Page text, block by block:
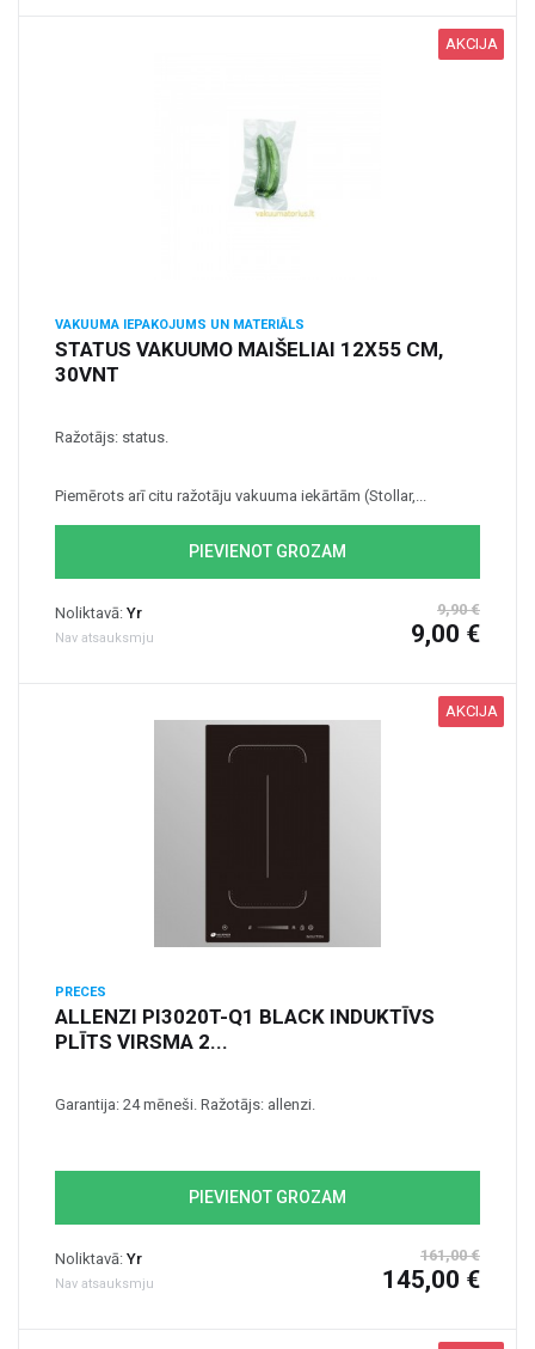
AKCIJA
VAKUUMA IEPAKOJUMS UN MATERIĀLS
STATUS VAKUUMO MAIŠELIAI 12X55 CM,
30VNT
Ražotājs: status.
Piemērots arī citu ražotāju vakuuma iekārtām (Stollar,...
PIEVIENOT GROZAM
Noliktavā: Yr
Nav atsauksmju
9,90 €
9,00 €
AKCIJA
PRECES
ALLENZI PI3020T-Q1 BLACK INDUKTĪVS
PLĪTS VIRSMA 2...
Garantija: 24 mēneši. Ražotājs: allenzi.
PIEVIENOT GROZAM
Noliktavā: Yr
Nav atsauksmju
161,00 €
145,00 €